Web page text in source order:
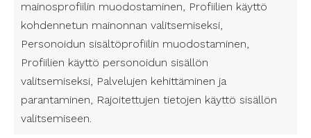
mainosprofiilin muodostaminen, Profiilien käyttö
kohdennetun mainonnan valitsemiseksi,
Personoidun sisältöprofiilin muodostaminen,
Profiilien käyttö personoidun sisällön
valitsemiseksi, Palvelujen kehittäminen ja
parantaminen, Rajoitettujen tietojen käyttö sisällön
valitsemiseen.
N
i
m
i
E
S